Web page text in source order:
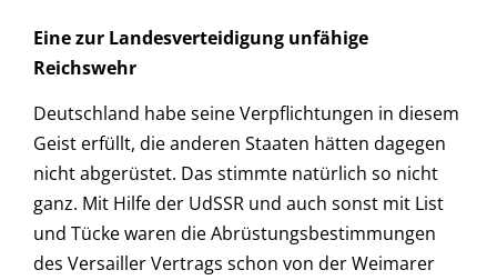
Eine zur Landesverteidigung unfähige
Reichswehr
Deutschland habe seine Verpflichtungen in diesem
Geist erfüllt, die anderen Staaten hätten dagegen
nicht abgerüstet. Das stimmte natürlich so nicht
ganz. Mit Hilfe der UdSSR und auch sonst mit List
und Tücke waren die Abrüstungsbestimmungen
des Versailler Vertrags schon von der Weimarer